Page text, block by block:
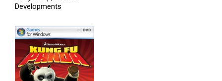
Developments